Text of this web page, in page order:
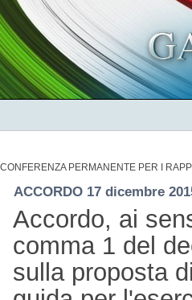
CONFERENZA PERMANENTE PER I
ACCORDO 17 dicembre
Accordo, ai
comma 1 del
sulla proposta